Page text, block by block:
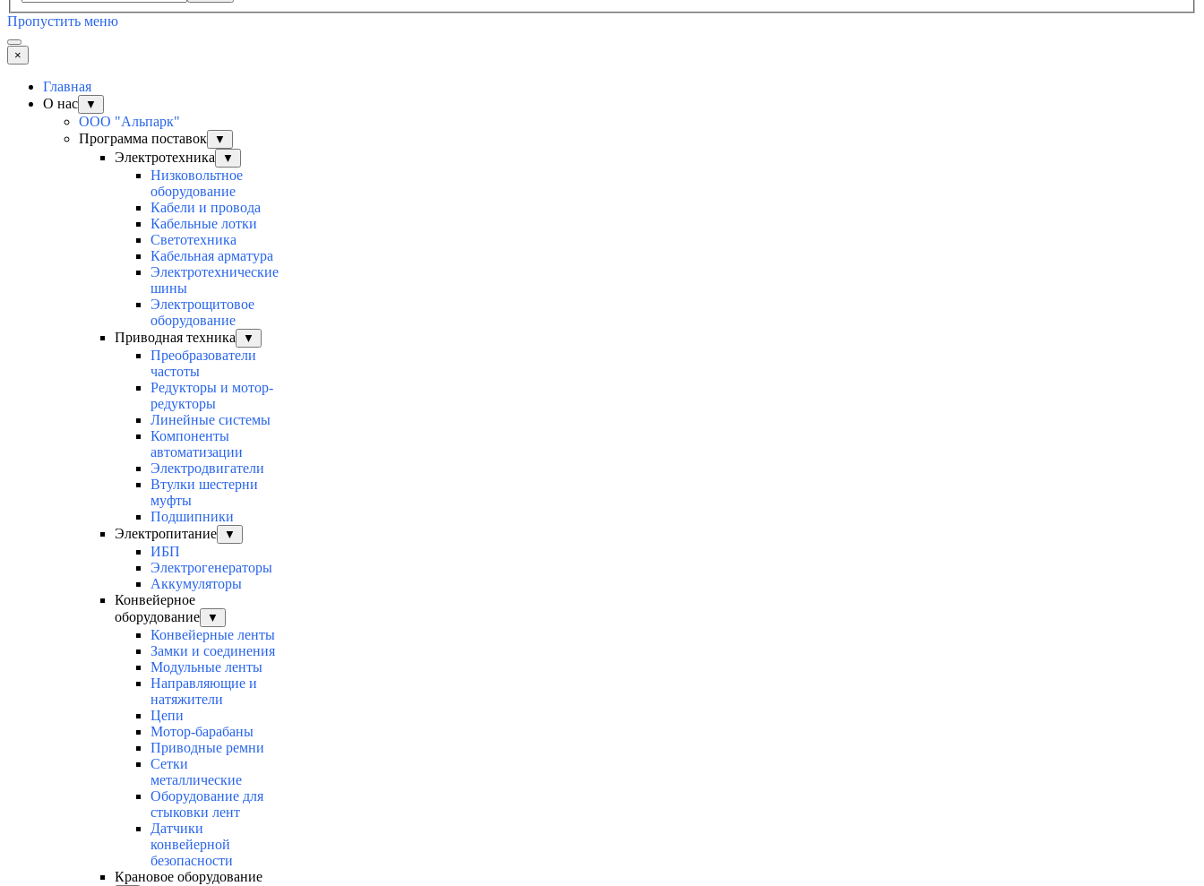
Пропустить меню
×
Главная
О нас
▼
ООО "Альпарк"
Программа поставок
▼
Электротехника ▼
Низковольтное
оборудование
Кабели и провода
Кабельные лотки
Светотехника
Кабельная арматура
Электротехнические
шины
Электрощитовое
оборудование
Приводная техника
▼
Преобразователи
частоты
Редукторы и мотор-
редукторы
Линейные системы
Компоненты
автоматизации
Электродвигатели
Втулки шестерни
муфты
Подшипники
Электропитание
▼
ИБП
Электрогенераторы
Аккумуляторы
Конвейерное
оборудование
▼
Конвейерные ленты
Замки и соединения
Модульные ленты
Направляющие и
натяжители
Цепи
Мотор-барабаны
Приводные ремни
Сетки
металлические
Оборудование для
стыковки лент
Датчики
конвейерной
безопасности
Крановое оборудование